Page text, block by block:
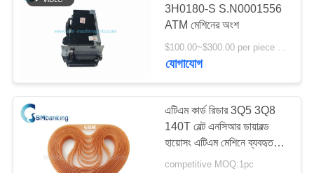
PRIVACY
POLICY
এনএমডি এটিএম অংশ
3H0180-S S.N0001556
ATM মেশিনের অংশ
$100.00~$300.00 per piece MOQ:1 পিস
যোগাযোগ
এটিএম কার্ড রিডার 3Q5 3Q8
140T বেল্ট এনসিআর ডায়াবল্ড
হায়োসং এটিএম মেশিনে ব্যবহৃত
998-0235644
competitive MOQ:1pc